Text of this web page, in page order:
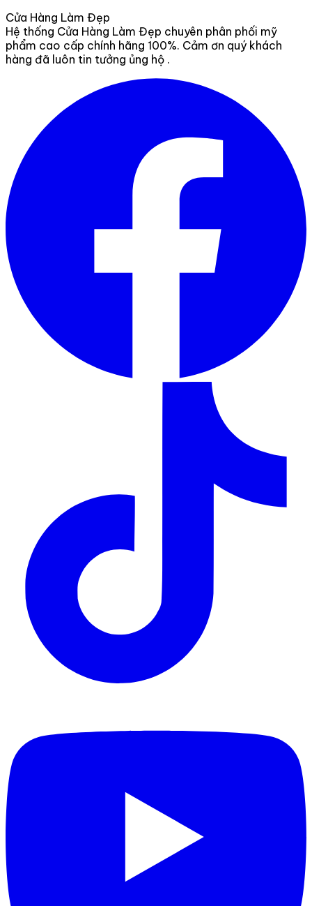
Cửa Hàng Làm Đẹp
Hệ thống Cửa Hàng Làm Đẹp chuyên phân phối mỹ
phẩm cao cấp chính hãng 100%. Cảm ơn quý khách
hàng đã luôn tin tưởng ủng hộ .